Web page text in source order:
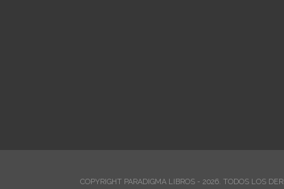
COPYRIGHT PARADIGMA LIBROS - 2026. TODOS LOS